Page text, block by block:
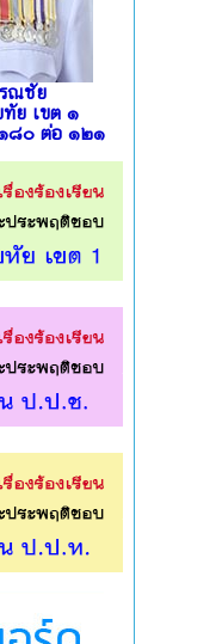
ณชัย
ย เขต ๑
๘๐ ต่อ ๑๒๑